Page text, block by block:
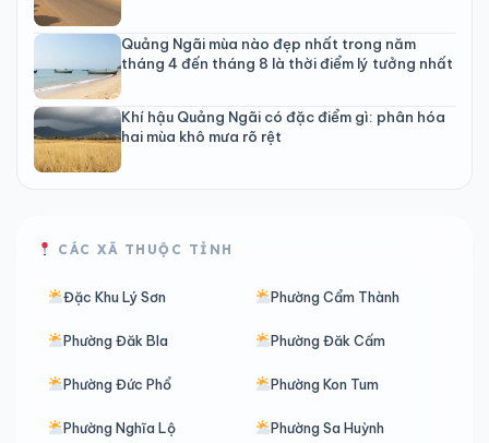
Quảng Ngãi mùa nào đẹp nhất trong năm
tháng 4 đến tháng 8 là thời điểm lý tưởng nhất
Khí hậu Quảng Ngãi có đặc điểm gì: phân hóa
hai mùa khô mưa rõ rệt
CÁC XÃ THUỘC TỈNH
Đặc Khu Lý Sơn Phường Cẩm Thành
Phường Đăk Bla Phường Đăk Cấm
Phường Đức Phổ Phường Kon Tum
Phường Nghĩa Lộ Phường Sa Huỳnh